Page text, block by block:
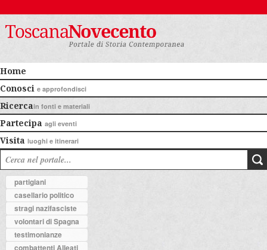
Home
Conosci e approfondisci
Ricercain fonti e materiali
Partecipa agli eventi
Visita luoghi e itinerari
partigiani
casellario politico
stragi nazifasciste
volontari di Spagna
testimonianze
combattenti Alleati